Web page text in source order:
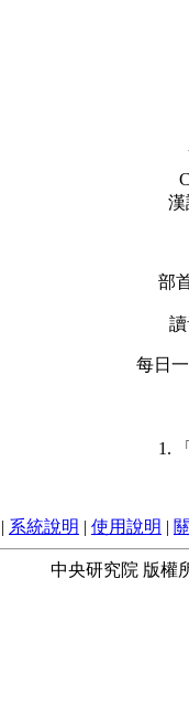
漢
部
每日
1.
| 系統說明 | 使用說明 |
中央研究院 版權